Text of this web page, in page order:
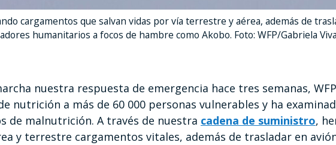
cargamentos que salvan vidas por vía terrestre y aérea, además de
humanitarios a focos de hambre como Akobo. Foto: WFP/Gabriela
nuestra respuesta de emergencia hace tres semanas,
nutrición a más de 60 000 personas vulnerables y ha
de malnutrición. A través de nuestra cadena de suministro,
y terrestre cargamentos vitales, además de trasladar en